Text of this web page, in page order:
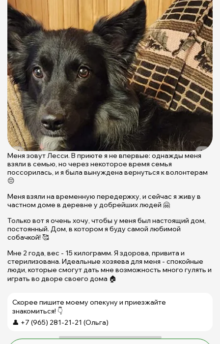
Меня зовут Лесси. В приюте я не впервые: однажды меня
взяли в семью, но через некоторое время семья
поссорилась, и я была вынуждена вернуться к волонтерам
😔
Меня взяли на временную передержку, и сейчас я живу в
частном доме в деревне у добрейших людей 🤗
Только вот я очень хочу, чтобы у меня был настоящий дом,
постоянный. Дом, в котором я буду самой любимой
собачкой! 🥰
Мне 2 года, вес - 15 килограмм. Я здорова, привита и
стерилизована. Идеальные хозяева для меня - спокойные
люди, которые смогут дать мне возможность много гулять и
играть во дворе своего дома 🏠
Скорее пишите моему опекуну и приезжайте
знакомиться! 👇
👤 +7 (965) 281-21-21 (Ольга)